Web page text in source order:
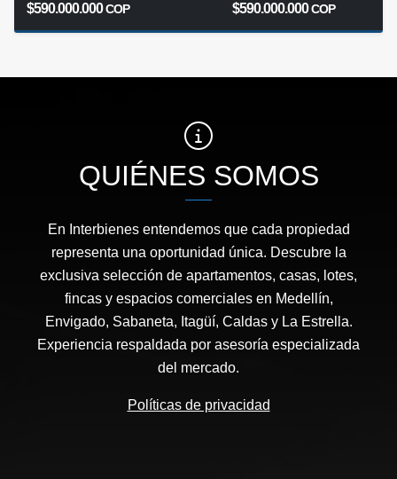
$590.000.000COP $590.000.000COP
QUIÉNES SOMOS
En Interbienes entendemos que cada propiedad
representa una oportunidad única. Descubre la
exclusiva selección de apartamentos, casas, lotes,
fincas y espacios comerciales en Medellín,
Envigado, Sabaneta, Itagüí, Caldas y La Estrella.
Experiencia respaldada por asesoría especializada
del mercado.
Políticas de privacidad